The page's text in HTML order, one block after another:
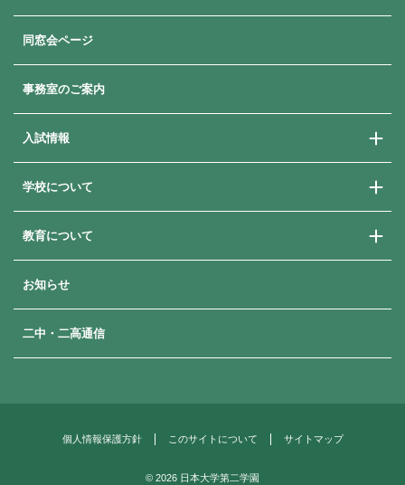
同窓会ページ
事務室のご案内
入試情報
学校説明会
よくある質問
学校について
ご挨拶
歴史と沿革
教育について
進路指導
補習・講習
お知らせ
二中・二高通信
© 2026 日本大学第二学園
個人情報保護方針 このサイトについて サイトマップ